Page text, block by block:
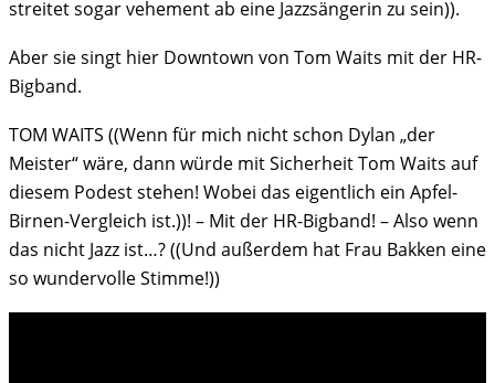
streitet sogar vehement ab eine Jazzsängerin zu sein)).
Aber sie singt hier Downtown von Tom Waits mit der HR-
Bigband.
TOM WAITS ((Wenn für mich nicht schon Dylan „der
Meister“ wäre, dann würde mit Sicherheit Tom Waits auf
diesem Podest stehen! Wobei das eigentlich ein Apfel-
Birnen-Vergleich ist.))! – Mit der HR-Bigband! – Also wenn
das nicht Jazz ist…? ((Und außerdem hat Frau Bakken eine
so wundervolle Stimme!))